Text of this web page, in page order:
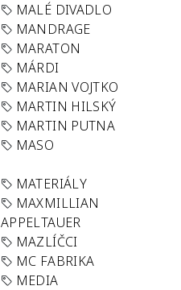
MALÉ DIVADLO
MANDRAGE
MARATON
MÁRDI
MARIAN VOJTKO
MARTIN HILSKÝ
MARTIN PUTNA
MASO
MATERIÁLY
MAXMILLIAN
APPELTAUER
MAZLÍČCI
MC FABRIKA
MEDIA